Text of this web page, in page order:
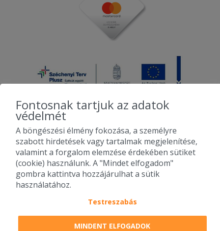
2010-2026 Copyright - Falatozz.hu - Diston-line Kft.
Pizza, gyros, hamburger, menük kedvező áron, egy helyen az összes
étterem ajánlata.
Fontosnak tartjuk az adatok
védelmét
A böngészési élmény fokozása, a személyre
szabott hirdetések vagy tartalmak megjelenítése,
valamint a forgalom elemzése érdekében sütiket
(cookie) használunk. A "Mindet elfogadom"
gombra kattintva hozzájárulhat a sütik
használatához.
Testreszabás
MINDENT ELFOGADOK